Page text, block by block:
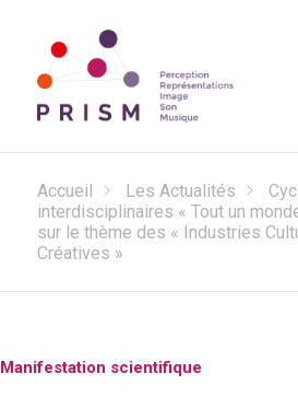
Laboratoire PRISM
Accueil Les Actualités
interdisciplinaires « Tout un
sur le thème des « Industries
Créatives »
Manifestation scientifique